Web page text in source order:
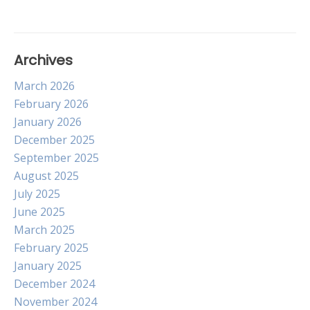
Archives
March 2026
February 2026
January 2026
December 2025
September 2025
August 2025
July 2025
June 2025
March 2025
February 2025
January 2025
December 2024
November 2024